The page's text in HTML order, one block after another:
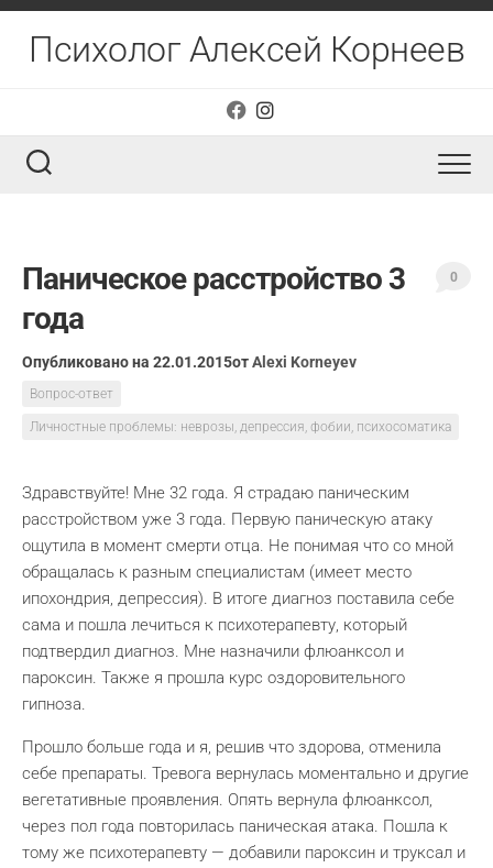
Перейти
содержанию
Психолог Алексей Корнеев
Паническое расстройство 3
года
Опубликовано на 22.01.2015отAlexi Korneyev
Вопрос-ответ
Личностные проблемы: неврозы, депрессия, фобии, психосоматика
0
Здравствуйте! Мне 32 года. Я страдаю паническим
расстройством уже 3 года. Первую паническую атаку
ощутила в момент смерти отца. Не понимая что со мной
обращалась к разным специалистам (имеет место
ипохондрия, депрессия). В итоге диагноз поставила себе
сама и пошла лечиться к психотерапевту, который
подтвердил диагноз. Мне назначили флюанксол и
пароксин. Также я прошла курс оздоровительного
гипноза.
Прошло больше года и я, решив что здорова, отменила
себе препараты. Тревога вернулась моментально и другие
вегетативные проявления. Опять вернула флюанксол,
через пол года повторилась паническая атака. Пошла к
тому же психотерапевту — добавили пароксин и труксал и